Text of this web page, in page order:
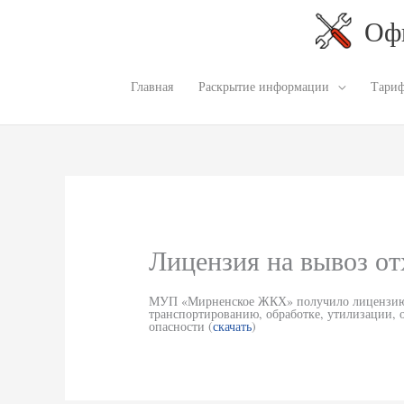
Главная Раскрытие информации
Лицензия на вывоз
МУП «Мирненское ЖКХ» получило лицензию
транспортированию, обработке,
опасности (скачать)